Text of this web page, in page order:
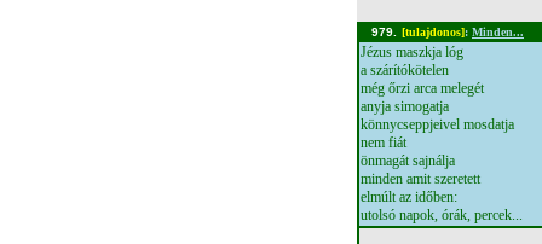
979. [tulajdonos]: Minden...
Jézus maszkja lóg
a szárítókötelen
még őrzi arca melegét
anyja simogatja
könnycseppjeivel mosdatja
nem fiát
önmagát sajnálja
minden amit szeretett
elmúlt az időben:
utolsó napok, órák, percek...